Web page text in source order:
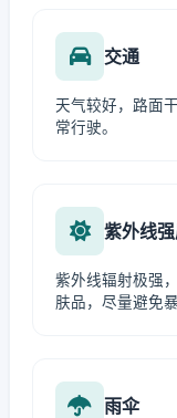
交通
天气较好，路面
常行驶。
紫外线
紫外线辐射极强
肤品，尽量避免
雨伞